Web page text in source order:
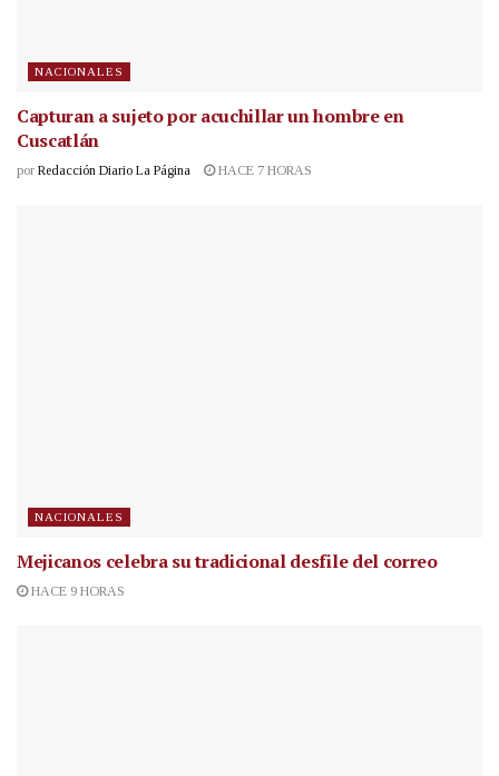
NACIONALES
Capturan a sujeto por acuchillar un hombre en
Cuscatlán
por Redacción Diario La Página HACE 7 HORAS
NACIONALES
Mejicanos celebra su tradicional desfile del correo
HACE 9 HORAS